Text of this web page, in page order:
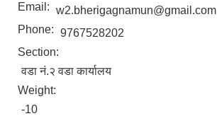
Email: w2.bherigagnamun@gmail.com
Phone: 9767528202
Section:
वडा नं.२ वडा कार्यालय
Weight:
-10